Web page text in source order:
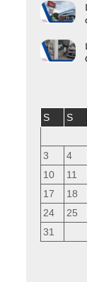
S
S
3
4
10
11
17
18
24
25
31